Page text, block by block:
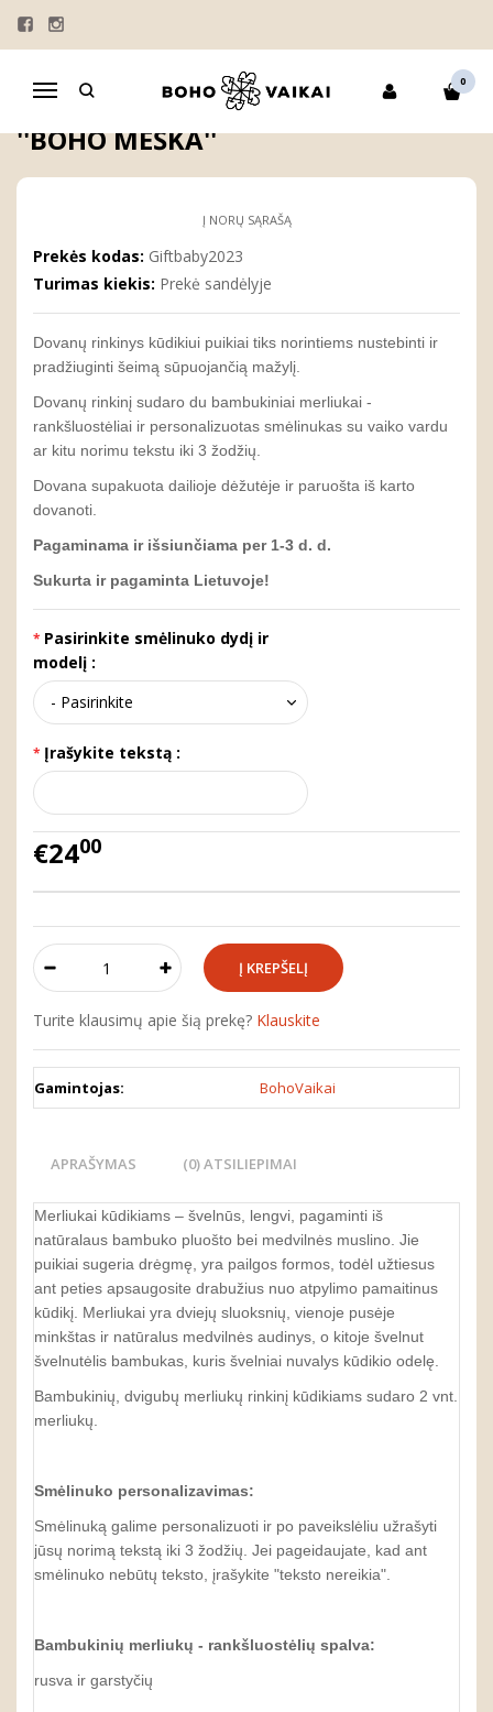
Navigacija
0
Pagrindinis
Dovanų rinkinys kūdikiui ''Boho meška''
DOVANŲ RINKINYS KŪDIKIUI
''BOHO MEŠKA''
Į NORŲ SĄRAŠĄ
Prekės kodas: Giftbaby2023
Turimas kiekis: Prekė sandėlyje
Dovanų rinkinys kūdikiui puikiai tiks norintiems nustebinti ir
pradžiuginti šeimą sūpuojančią mažylį.
Dovanų rinkinį sudaro du bambukiniai merliukai -
rankšluostėliai ir personalizuotas smėlinukas su vaiko vardu
ar kitu norimu tekstu iki 3 žodžių.
Dovana supakuota dailioje dėžutėje ir paruošta iš karto
dovanoti.
Pagaminama ir išsiunčiama per 1-3 d. d.
Sukurta ir pagaminta Lietuvoje!
Pasirinkite smėlinuko dydį ir
modelį :
Įrašykite tekstą :
€2400
Turite klausimų apie šią prekę? Klauskite
Gamintojas: BohoVaikai
APRAŠYMAS (0) ATSILIEPIMAI
Merliukai kūdikiams – švelnūs, lengvi, pagaminti iš
natūralaus bambuko pluošto bei medvilnės muslino. Jie
puikiai sugeria drėgmę, yra pailgos formos, todėl užtiesus
ant peties apsaugosite drabužius nuo atpylimo pamaitinus
kūdikį. Merliukai yra dviejų sluoksnių, vienoje pusėje
minkštas ir natūralus medvilnės audinys, o kitoje švelnut
švelnutėlis bambukas, kuris švelniai nuvalys kūdikio odelę.
Bambukinių, dvigubų merliukų rinkinį kūdikiams sudaro 2 vnt.
merliukų.
Smėlinuko personalizavimas:
Smėlinuką galime personalizuoti ir po paveikslėliu užrašyti
jūsų norimą tekstą iki 3 žodžių. Jei pageidaujate, kad ant
smėlinuko nebūtų teksto, įrašykite "teksto nereikia".
Bambukinių merliukų - rankšluostėlių spalva:
rusva ir garstyčių